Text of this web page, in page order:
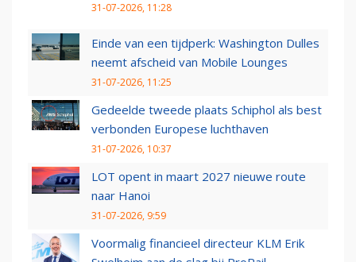
31-07-2026, 11:28
Einde van een tijdperk: Washington Dulles
neemt afscheid van Mobile Lounges
31-07-2026, 11:25
Gedeelde tweede plaats Schiphol als best
verbonden Europese luchthaven
31-07-2026, 10:37
LOT opent in maart 2027 nieuwe route
naar Hanoi
31-07-2026, 9:59
Voormalig financieel directeur KLM Erik